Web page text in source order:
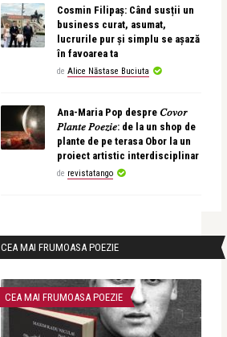
Cosmin Filipaș: Când susții un
business curat, asumat,
lucrurile pur și simplu se așază
în favoarea ta
de Alice Năstase Buciuta
Ana-Maria Pop despre 𝐶𝑜𝑣𝑜𝑟
𝑃𝑙𝑎𝑛𝑡𝑒 𝑃𝑜𝑒𝑧𝑖𝑒: de la un shop de
plante de pe terasa Obor la un
proiect artistic interdisciplinar
de revistatango
CEA MAI FRUMOASA POEZIE
CEA MAI FRUMOASA POEZIE